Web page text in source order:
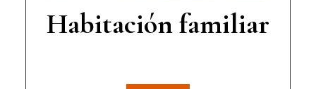
Habitación familiar